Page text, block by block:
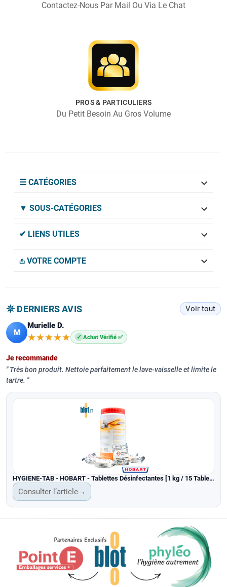
Contactez-Nous Par Mail Ou Via Le Chat
PROS & PARTICULIERS
Du Petit Besoin Au Gros Volume
☰ CATÉGORIES 
▼ SOUS-CATÉGORIES 
✔ LIENS UTILES 
𖡌 VOTRE COMPTE 
𖤓 DERNIERS AVIS Voir tout
M
Murielle D.
★★★★★
★★★★★ ✓ Achat Vérifié ✅
Je recommande
Très bon produit. Nettoie parfaitement le lave-vaisselle et limite le
tartre.
HYGIENE-TAB - HOBART - Tablettes Désinfectantes [1 kg / 15 Tablettes]
Consulter l’article→